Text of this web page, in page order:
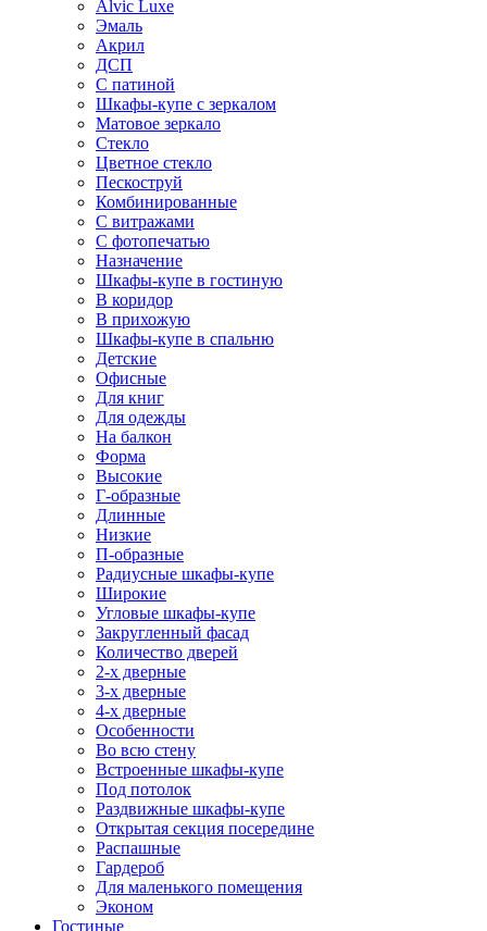
Alvic Luxe
Эмаль
Акрил
ДСП
С патиной
Шкафы-купе с зеркалом
Матовое зеркало
Стекло
Цветное стекло
Пескоструй
Комбинированные
С витражами
С фотопечатью
Назначение
Шкафы-купе в гостиную
В коридор
В прихожую
Шкафы-купе в спальню
Детские
Офисные
Для книг
Для одежды
На балкон
Форма
Высокие
Г-образные
Длинные
Низкие
П-образные
Радиусные шкафы-купе
Широкие
Угловые шкафы-купе
Закругленный фасад
Количество дверей
2-х дверные
3-х дверные
4-х дверные
Особенности
Во всю стену
Встроенные шкафы-купе
Под потолок
Раздвижные шкафы-купе
Открытая секция посередине
Распашные
Гардероб
Для маленького помещения
Эконом
Гостиные